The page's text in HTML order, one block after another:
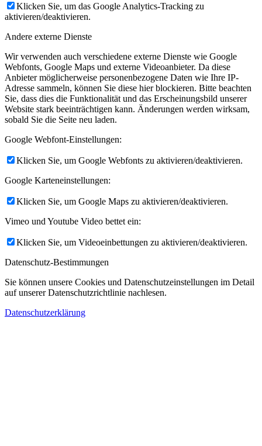
Klicken Sie, um das Google Analytics-Tracking zu
aktivieren/deaktivieren.
Andere externe Dienste
Wir verwenden auch verschiedene externe Dienste wie Google
Webfonts, Google Maps und externe Videoanbieter. Da diese
Anbieter möglicherweise personenbezogene Daten wie Ihre IP-
Adresse sammeln, können Sie diese hier blockieren. Bitte beachten
Sie, dass dies die Funktionalität und das Erscheinungsbild unserer
Website stark beeinträchtigen kann. Änderungen werden wirksam,
sobald Sie die Seite neu laden.
Google Webfont-Einstellungen:
Klicken Sie, um Google Webfonts zu aktivieren/deaktivieren.
Google Karteneinstellungen:
Klicken Sie, um Google Maps zu aktivieren/deaktivieren.
Vimeo und Youtube Video bettet ein:
Klicken Sie, um Videoeinbettungen zu aktivieren/deaktivieren.
Datenschutz-Bestimmungen
Sie können unsere Cookies und Datenschutzeinstellungen im Detail
auf unserer Datenschutzrichtlinie nachlesen.
Datenschutzerklärung